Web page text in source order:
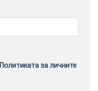
Политиката за личните